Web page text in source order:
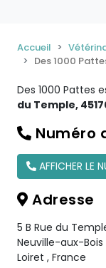
Accueil
Des 1000
Des 1000 Pattes
du Temple,
Numéro
AFFICHER LE
Adresse
5 B Rue du
Neuville-aux-Bois
Loiret , France